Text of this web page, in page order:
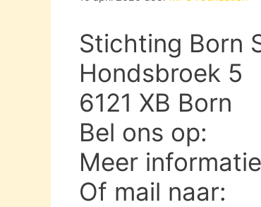
Stichting Born
Hondsbroek 5
6121 XB Born
Bel ons op:
Meer
Of mail naar: